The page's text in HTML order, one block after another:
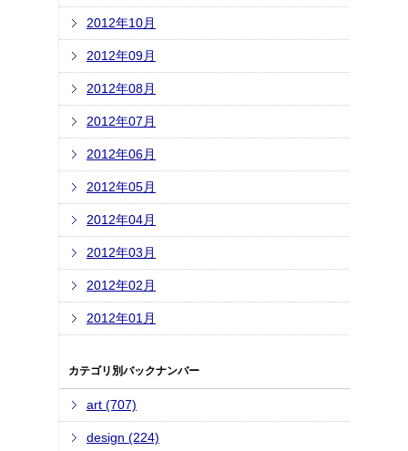
2012年10月
2012年09月
2012年08月
2012年07月
2012年06月
2012年05月
2012年04月
2012年03月
2012年02月
2012年01月
カテゴリ別バックナンバー
art (707)
design (224)